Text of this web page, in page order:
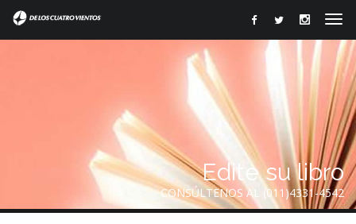
Edite su libro
CONSÚLTENOS AL (011)4331-4542